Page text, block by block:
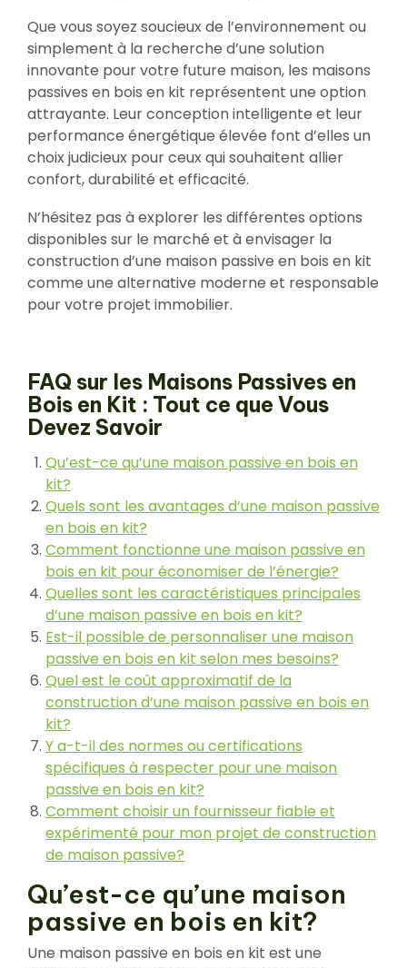
Que vous soyez soucieux de l’environnement ou
simplement à la recherche d’une solution
innovante pour votre future maison, les maisons
passives en bois en kit représentent une option
attrayante. Leur conception intelligente et leur
performance énergétique élevée font d’elles un
choix judicieux pour ceux qui souhaitent allier
confort, durabilité et efficacité.
N’hésitez pas à explorer les différentes options
disponibles sur le marché et à envisager la
construction d’une maison passive en bois en kit
comme une alternative moderne et responsable
pour votre projet immobilier.
FAQ sur les Maisons Passives en
Bois en Kit : Tout ce que Vous
Devez Savoir
Qu’est-ce qu’une maison passive en bois en
kit?
Quels sont les avantages d’une maison passive
en bois en kit?
Comment fonctionne une maison passive en
bois en kit pour économiser de l’énergie?
Quelles sont les caractéristiques principales
d’une maison passive en bois en kit?
Est-il possible de personnaliser une maison
passive en bois en kit selon mes besoins?
Quel est le coût approximatif de la
construction d’une maison passive en bois en
kit?
Y a-t-il des normes ou certifications
spécifiques à respecter pour une maison
passive en bois en kit?
Comment choisir un fournisseur fiable et
expérimenté pour mon projet de construction
de maison passive?
Qu’est-ce qu’une maison
passive en bois en kit?
Une maison passive en bois en kit est une